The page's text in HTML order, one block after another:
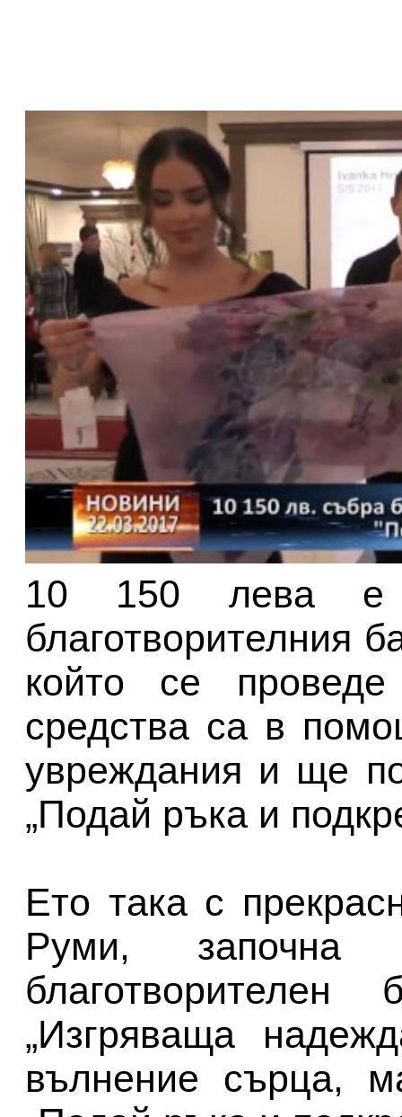
10 150 лева е
благотворителния
който се
средства са в
увреждания и ще
„Подай ръка и
Ето така с
Руми, започна
„Изгряваща
вълнение сърца,